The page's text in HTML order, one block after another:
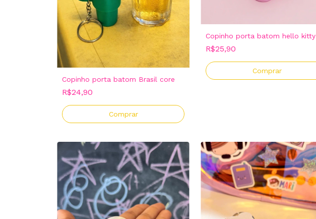
Copinho porta batom Brasil core
R$24,90
Copinho porta batom hello kitty
R$25,90